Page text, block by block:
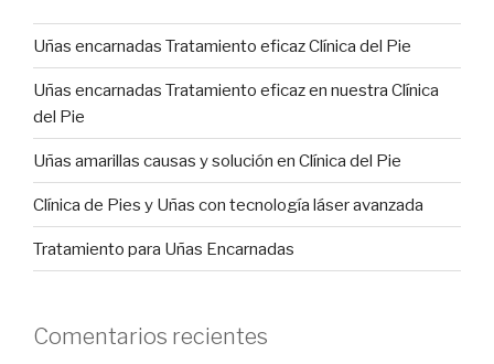
Uñas encarnadas Tratamiento eficaz Clínica del Pie
Uñas encarnadas Tratamiento eficaz en nuestra Clínica
del Pie
Uñas amarillas causas y solución en Clínica del Pie
Clínica de Pies y Uñas con tecnología láser avanzada
Tratamiento para Uñas Encarnadas
Comentarios recientes